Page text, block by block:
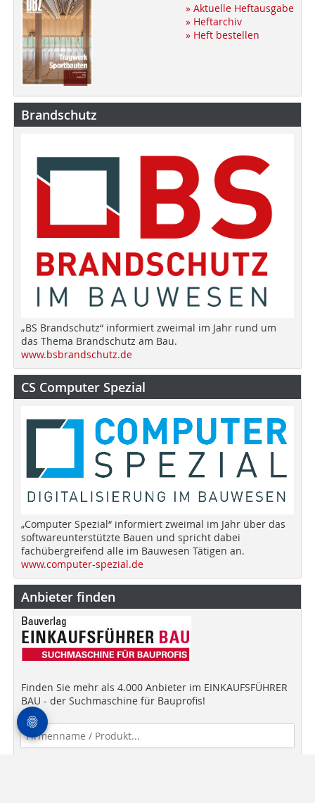
» Aktuelle Heftausgabe
» Heftarchiv
» Heft bestellen
Brandschutz
„BS Brandschutz“ informiert zweimal im Jahr rund um
das Thema Brandschutz am Bau.
www.bsbrandschutz.de
CS Computer Spezial
„Computer Spezial“ informiert zweimal im Jahr über das
softwareunterstützte Bauen und spricht dabei
fachübergreifend alle im Bauwesen Tätigen an.
www.computer-spezial.de
Anbieter finden
Finden Sie mehr als 4.000 Anbieter im EINKAUFSFÜHRER
BAU - der Suchmaschine für Bauprofis!